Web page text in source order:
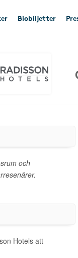
Biobiljetter
och
Hotels att